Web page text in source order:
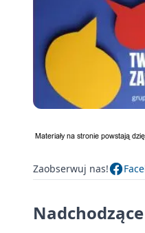
Zaobserwuj nas!